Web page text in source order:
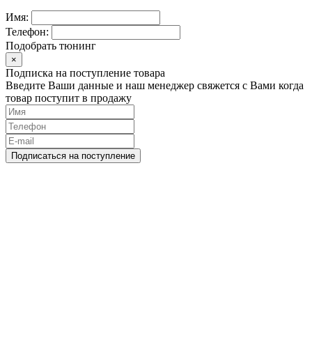
Имя:
Телефон:
Подобрать тюнинг
×
Подписка на поступление товара
Введите Ваши данные и наш менеджер свяжется с Вами когда
товар поступит в продажу